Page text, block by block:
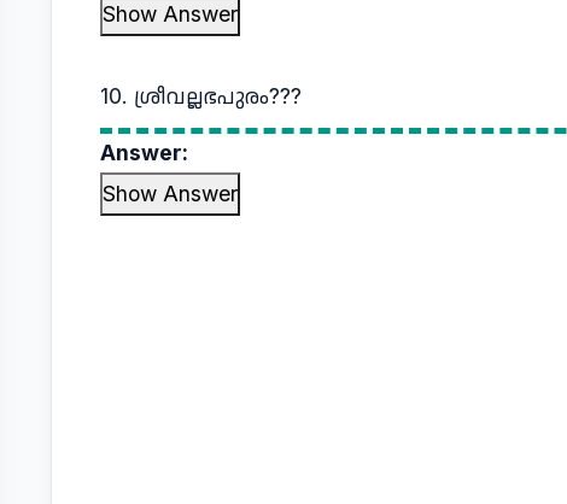
Show Answer
10. ശ്രീവല്ലഭപുരം???
Answer:
Show Answer